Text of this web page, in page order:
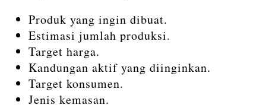
Produk yang ingin dibuat.
Estimasi jumlah produksi.
Target harga.
Kandungan aktif yang diinginkan.
Target konsumen.
Jenis kemasan.